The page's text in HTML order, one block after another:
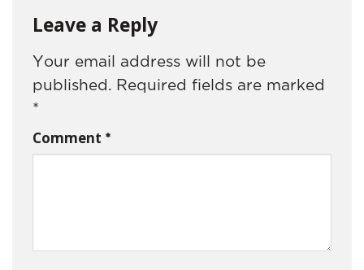
Leave a Reply
Your email address will not be
published. Required fields are marked
*
Comment *